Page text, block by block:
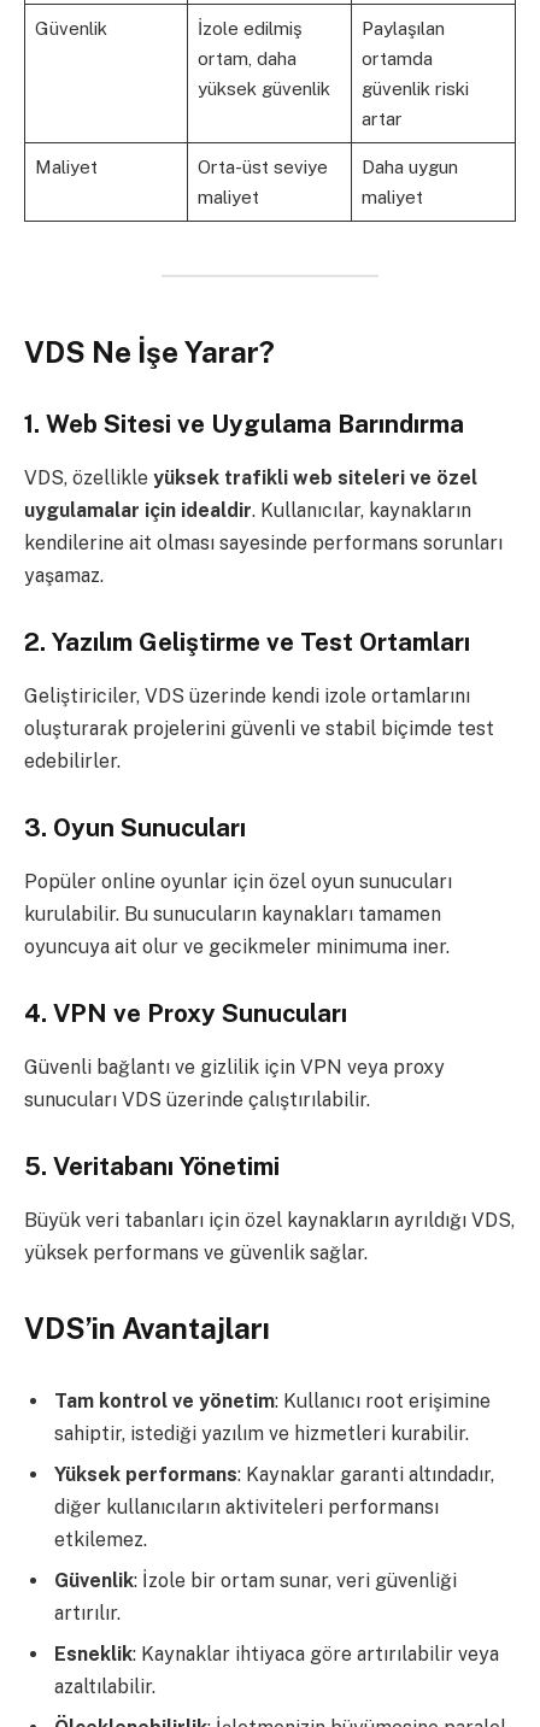
Güvenlik
İzole edilmiş
ortam, daha
yüksek güvenlik
Paylaşılan
ortamda
güvenlik riski
artar
Maliyet
Orta-üst seviye
maliyet
Daha uygun
maliyet
VDS Ne İşe Yarar?
1. Web Sitesi ve Uygulama Barındırma
VDS, özellikle yüksek trafikli web siteleri ve özel
uygulamalar için idealdir. Kullanıcılar, kaynakların
kendilerine ait olması sayesinde performans sorunları
yaşamaz.
2. Yazılım Geliştirme ve Test Ortamları
Geliştiriciler, VDS üzerinde kendi izole ortamlarını
oluşturarak projelerini güvenli ve stabil biçimde test
edebilirler.
3. Oyun Sunucuları
Popüler online oyunlar için özel oyun sunucuları
kurulabilir. Bu sunucuların kaynakları tamamen
oyuncuya ait olur ve gecikmeler minimuma iner.
4. VPN ve Proxy Sunucuları
Güvenli bağlantı ve gizlilik için VPN veya proxy
sunucuları VDS üzerinde çalıştırılabilir.
5. Veritabanı Yönetimi
Büyük veri tabanları için özel kaynakların ayrıldığı VDS,
yüksek performans ve güvenlik sağlar.
VDS’in Avantajları
Tam kontrol ve yönetim: Kullanıcı root erişimine
sahiptir, istediği yazılım ve hizmetleri kurabilir.
Yüksek performans: Kaynaklar garanti altındadır,
diğer kullanıcıların aktiviteleri performansı
etkilemez.
Güvenlik: İzole bir ortam sunar, veri güvenliği
artırılır.
Esneklik: Kaynaklar ihtiyaca göre artırılabilir veya
azaltılabilir.